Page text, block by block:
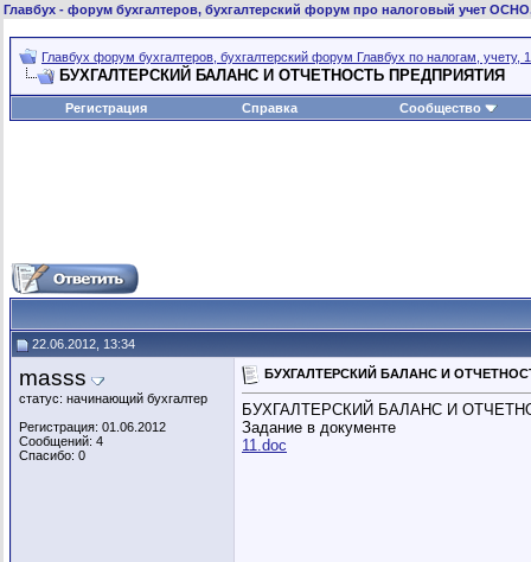
Главбух - форум бухгалтеров, бухгалтерский форум про налоговый учет
Главбух форум бухгалтеров, бухгалтерский форум Главбух по налогам, учету,
БУХГАЛТЕРСКИЙ БАЛАНС И ОТЧЕТНОСТЬ ПРЕДПРИЯТИЯ
Регистрация Справка Сообщество
22.06.2012, 13:34
masss
статус: начинающий бухгалтер
Регистрация: 01.06.2012
Сообщений: 4
Спасибо: 0
БУХГАЛТЕРСКИЙ БАЛАНС И
БУХГАЛТЕРСКИЙ БАЛАНС И
Задание в документе
11.doc